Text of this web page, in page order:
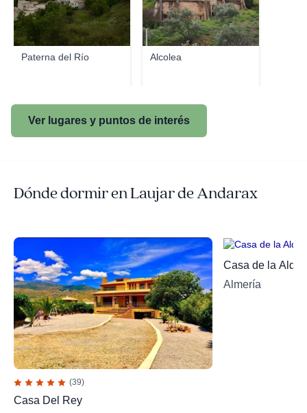
Paterna del Río Alcolea
Ver lugares y puntos de interés
Dónde dormir en Laujar de Andarax
(39)
Casa Del Rey
Casa de la Aldea
Almería